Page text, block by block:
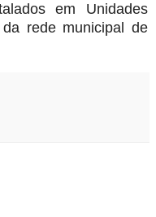
em Unidades
rede municipal de